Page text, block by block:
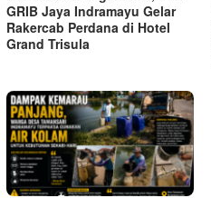
GRIB Jaya Indramayu Gelar
Rakercab Perdana di Hotel
Grand Trisula